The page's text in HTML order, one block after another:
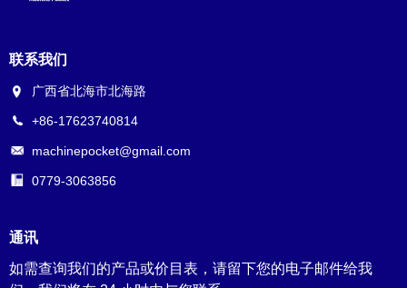
联系我们
广西省北海市北海路
+86-17623740814
machinepocket@gmail.com
0779-3063856
通讯
如需查询我们的产品或价目表，请留下您的电子邮件给我